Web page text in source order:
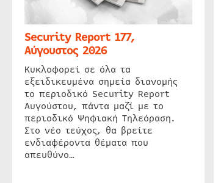
Security Report 177,
Αύγουστος 2026
Κυκλοφορεί σε όλα τα
εξειδικευμένα σημεία διανομής
το περιοδικό Security Report
Αυγούστου, πάντα μαζί με το
περιοδικό Ψηφιακή Τηλεόραση.
Στο νέο τεύχος, θα βρείτε
ενδιαφέροντα θέματα που
απευθύνο…